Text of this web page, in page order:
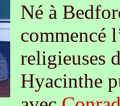
Né à
commencé
religieuses
Hyacinthe